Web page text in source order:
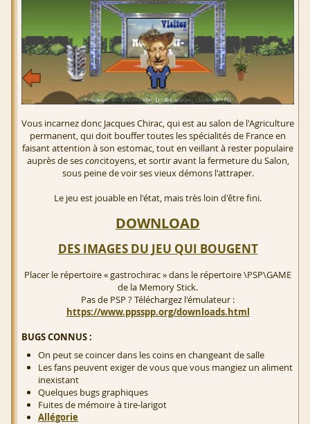
Vous incarnez donc Jacques Chirac, qui est au salon de l'Agriculture
permanent, qui doit bouffer toutes les spécialités de France en
faisant attention à son estomac, tout en veillant à rester populaire
auprès de sesconcitoyens, et sortir avant la fermeture du Salon,
sous peine de voir ses vieux démons l'attraper.
Le jeu est jouable en l'état, mais très loin d'être fini.
DOWNLOAD
DES IMAGES DU JEU QUI BOUGENT
Placer le répertoire « gastrochirac » dans le répertoire \PSP\GAME
de la Memory Stick.
Pas de PSP ? Téléchargez l'émulateur :
https://www.ppsspp.org/downloads.html
BUGS CONNUS :
On peut se coincer dans les coins en changeant de salle
Les fans peuvent exiger de vous que vous mangiez un aliment
inexistant
Quelques bugs graphiques
Fuites de mémoire à tire-larigot
Allégorie